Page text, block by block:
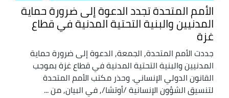
الأمم المتحدة تجدد الدعوة إلى ضرورة حماية
المدنيين والبنية التحتية المدنية في قطاع
غزة
جددت الأمم المتحدة, الجمعة, الدعوة إلى ضرورة حماية
المدنيين والبنية التحتية المدنية في قطاع غزة بموجب
القانون الدولي الإنساني. وحذر مكتب الأمم المتحدة
لتنسيق الشؤون الإنسانية /أوتشا/, في البيان, من ...